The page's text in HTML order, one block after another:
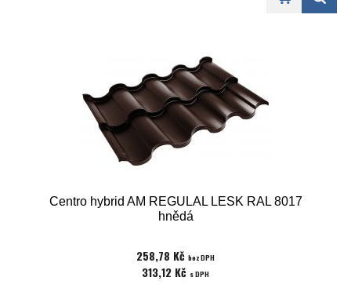
Centro hybrid AM REGULAL LESK RAL 8017
hnědá
258,78 Kč bez DPH
313,12 Kč s DPH